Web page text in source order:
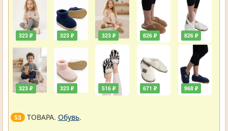
323 ₽
323 ₽
323 ₽
323 ₽
323 ₽
516 ₽
826 ₽
671 ₽
826 ₽
968 ₽
53 ТОВАРА. Обувь.